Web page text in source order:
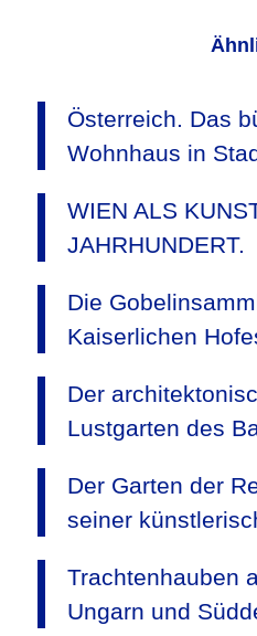
Österreich. Das
Wohnhaus in
WIEN ALS
JAHRHUNDERT.
Die
Kaiserlichen
Der
Lustgarten des
Der Garten der
seiner
Trachtenhauben
Ungarn und